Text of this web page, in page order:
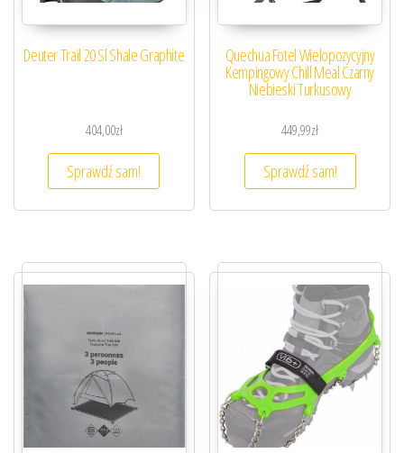
Deuter Trail 20 Sl Shale Graphite
404,00zł
Sprawdź sam!
Quechua Fotel Wielopozycyjny
Kempingowy Chill Meal Czarny
Niebieski Turkusowy
449,99zł
Sprawdź sam!